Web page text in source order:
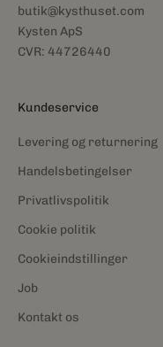
butik@kysthuset.com
Kysten ApS
CVR: 44726440
Kundeservice
Levering og returnering
Handelsbetingelser
Privatlivspolitik
Cookie politik
Cookieindstillinger
Job
Kontakt os